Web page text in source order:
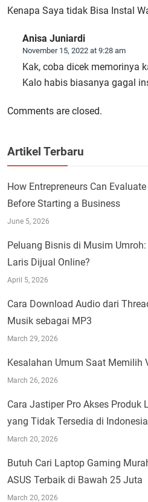
Kenapa Saya tidak Bisa Instal
Anisa Juniardi
November 15, 2022 at 9:28 am
Kak, coba dicek memorinya
Kalo habis biasanya gagal
Comments are closed.
Artikel Terbaru
How Entrepreneurs Can
Before Starting a Business
June 5, 2026
Peluang Bisnis di Musim
Laris Dijual Online?
April 5, 2026
Cara Download Audio dari
Musik sebagai MP3
March 29, 2026
Kesalahan Umum Saat Memilih
March 26, 2026
Cara Jastiper Pro Akses Produk
yang Tidak Tersedia di Indonesia
March 20, 2026
Butuh Cari Laptop Gaming
ASUS Terbaik di Bawah 25 Juta
March 20, 2026